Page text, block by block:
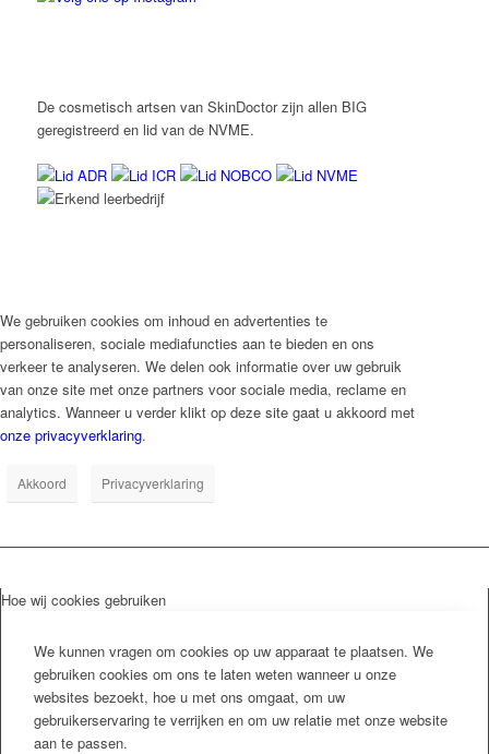
De cosmetisch artsen van SkinDoctor zijn allen BIG
geregistreerd en lid van de NVME.
We gebruiken cookies om inhoud en advertenties te
personaliseren, sociale mediafuncties aan te bieden en ons
verkeer te analyseren. We delen ook informatie over uw gebruik
van onze site met onze partners voor sociale media, reclame en
analytics. Wanneer u verder klikt op deze site gaat u akkoord met
onze privacyverklaring.
Akkoord Privacyverklaring
Hoe wij cookies gebruiken
We kunnen vragen om cookies op uw apparaat te plaatsen. We
gebruiken cookies om ons te laten weten wanneer u onze
websites bezoekt, hoe u met ons omgaat, om uw
gebruikerservaring te verrijken en om uw relatie met onze website
aan te passen.